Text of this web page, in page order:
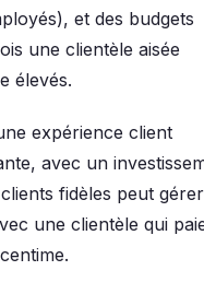
et des budgets
une clientèle aisée
élevés.
expérience client
avec un
fidèles peut
une clientèle qui